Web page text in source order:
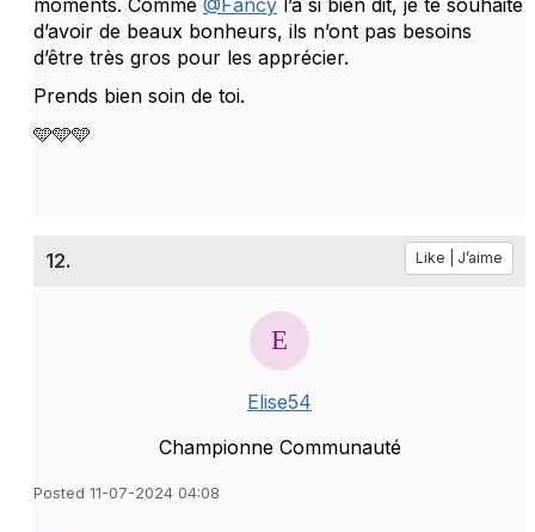
moments. Comme @Fancy l’a si bien dit, je te souhaite
d’avoir de beaux bonheurs, ils n’ont pas besoins
d’être très gros pour les apprécier.
Prends bien soin de toi.
🩵🩵🩵
12. Like | J’aime
Elise54
Championne Communauté
Posted 11-07-2024 04:08